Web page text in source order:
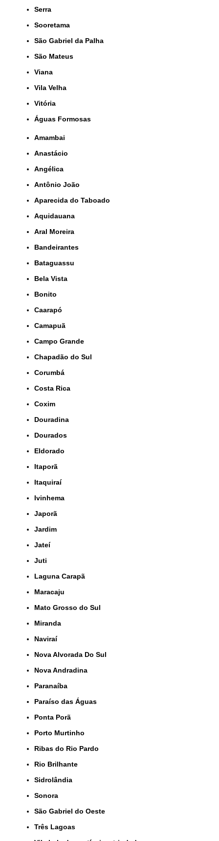
Serra
Sooretama
São Gabriel da Palha
São Mateus
Viana
Vila Velha
Vitória
Águas Formosas
Amambai
Anastácio
Angélica
Antônio João
Aparecida do Taboado
Aquidauana
Aral Moreira
Bandeirantes
Bataguassu
Bela Vista
Bonito
Caarapó
Camapuã
Campo Grande
Chapadão do Sul
Corumbá
Costa Rica
Coxim
Douradina
Dourados
Eldorado
Itaporã
Itaquiraí
Ivinhema
Japorã
Jardim
Jateí
Juti
Laguna Carapã
Maracaju
Mato Grosso do Sul
Miranda
Naviraí
Nova Alvorada Do Sul
Nova Andradina
Paranaíba
Paraíso das Águas
Ponta Porã
Porto Murtinho
Ribas do Rio Pardo
Rio Brilhante
Sidrolândia
Sonora
São Gabriel do Oeste
Três Lagoas